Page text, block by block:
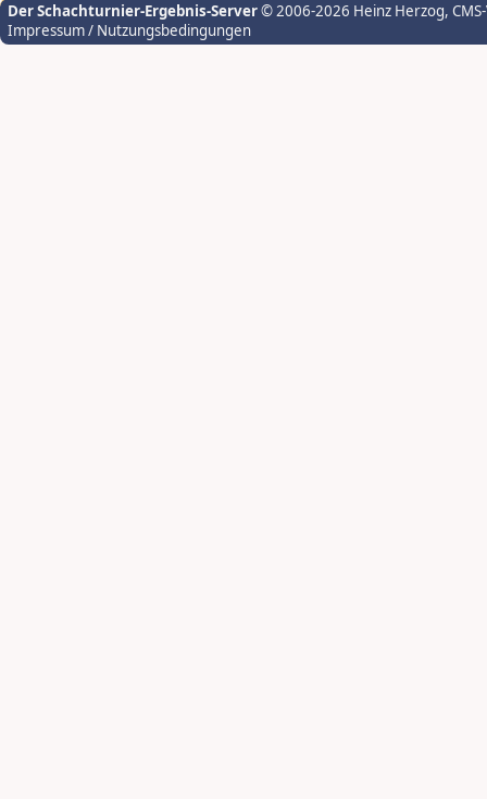
Der Schachturnier-Ergebnis-Server© 2006-2026 Heinz Herzog,
Impressum / Nutzungsbedingungen